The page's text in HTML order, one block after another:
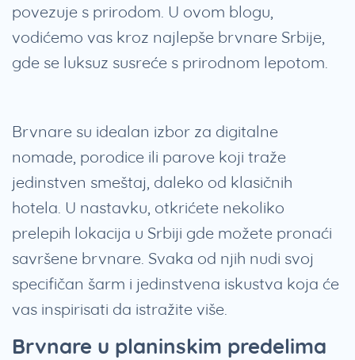
povezuje s prirodom. U ovom blogu,
vodićemo vas kroz najlepše brvnare Srbije,
gde se luksuz susreće s prirodnom lepotom.
Brvnare su idealan izbor za digitalne
nomade, porodice ili parove koji traže
jedinstven smeštaj, daleko od klasičnih
hotela. U nastavku, otkrićete nekoliko
prelepih lokacija u Srbiji gde možete pronaći
savršene brvnare. Svaka od njih nudi svoj
specifičan šarm i jedinstvena iskustva koja će
vas inspirisati da istražite više.
Brvnare u planinskim predelima